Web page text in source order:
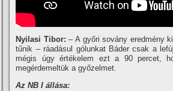
Nyilasi Tibor: – A győri sovány eredmény
tűnik – ráadásul gólunkat Báder csak a
mégis úgy értékelem ezt a 90 percet,
megérdemeltük a győzelmet.
Az NB I állása: